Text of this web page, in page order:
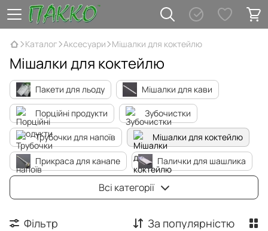
Каталог Аксесуари Мішалки для коктейлю
Мішалки для коктейлю
Пакети для льоду Мішалки для кави
Порційні продукти Зубочистки
Трубочки для напоїв Мішалки для коктейлю
Прикраса для канапе Палички для шашлика
Фільтр пакети для чаю та кави
Всі категорії
Фільтр За популярністю